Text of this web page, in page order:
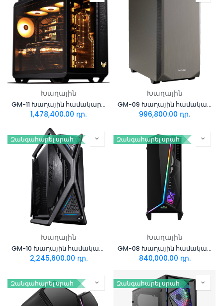
Խաղային
GM-11 Խաղային համակարգիչ i7+MSI Ventus 4080 Super 16GB
1,478,400.00 դր.
Խաղային
GM-09 Խաղային համակարգիչ i7+Asus Dual RTX4070 12GB
996,800.00 դր.
Զանգահարել սրահ
Խաղային
GM-10 Խաղային համակարգիչ i9+Asus RTX4090 24GB
2,245,600.00 դր.
Զանգահարել սրահ
Խաղային
GM-08 Խաղային համակարգիչ i7+Asus RTX4070 Dual 12GB
840,000.00 դր.
Զանգահարել սրահ Զանգահարել սրահ